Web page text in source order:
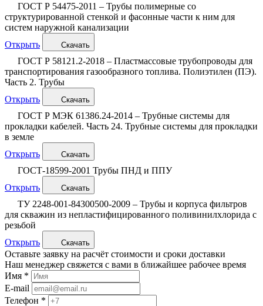
ГОСТ Р 54475-2011 – Трубы полимерные со
структурированной стенкой и фасонные части к ним для
систем наружной канализации
Открыть
Скачать
ГОСТ Р 58121.2-2018 – Пластмассовые трубопроводы для
транспортирования газообразного топлива. Полиэтилен (ПЭ).
Часть 2. Трубы
Открыть
Скачать
ГОСТ Р МЭК 61386.24-2014 – Трубные системы для
прокладки кабелей. Часть 24. Трубные системы для прокладки
в земле
Открыть
Скачать
ГОСТ-18599-2001 Трубы ПНД и ППУ
Открыть
Скачать
ТУ 2248-001-84300500-2009 – Трубы и корпуса фильтров
для скважин из непластифицированного поливинилхлорида с
резьбой
Открыть
Скачать
Оставьте заявку на расчёт стоимости и сроки доставки
Наш менеджер свяжется с вами в ближайшее рабочее время
Имя *
E-mail
Телефон *